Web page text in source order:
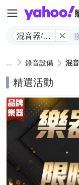
混音器/錄
錄音設備 混
精選活動